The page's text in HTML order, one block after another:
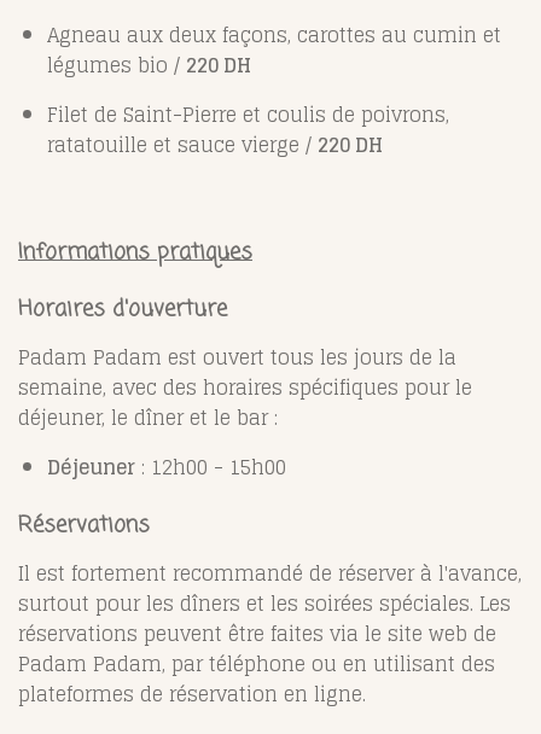
Agneau aux deux façons, carottes au cumin et
légumes bio / 220 DH
Filet de Saint-Pierre et coulis de poivrons,
ratatouille et sauce vierge / 220 DH
Informations pratiques
Horaires d'ouverture
Padam Padam est ouvert tous les jours de la
semaine, avec des horaires spécifiques pour le
déjeuner, le dîner et le bar :
Déjeuner : 12h00 - 15h00
Réservations
Il est fortement recommandé de réserver à l'avance,
surtout pour les dîners et les soirées spéciales. Les
réservations peuvent être faites via le site web de
Padam Padam, par téléphone ou en utilisant des
plateformes de réservation en ligne.